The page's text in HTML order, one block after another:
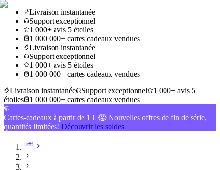
Livraison instantanée
Support exceptionnel
1 000+ avis 5 étoiles
1 000 000+ cartes cadeaux vendues
Livraison instantanée
Support exceptionnel
1 000+ avis 5 étoiles
1 000 000+ cartes cadeaux vendues
Livraison instantanée
Support exceptionnel
1 000+ avis 5
étoiles
1 000 000+ cartes cadeaux vendues
Cartes-cadeaux à partir de 1 € 😱 Nouvelles offres de fin de série,
quantités limitées! Découvrir les soldes